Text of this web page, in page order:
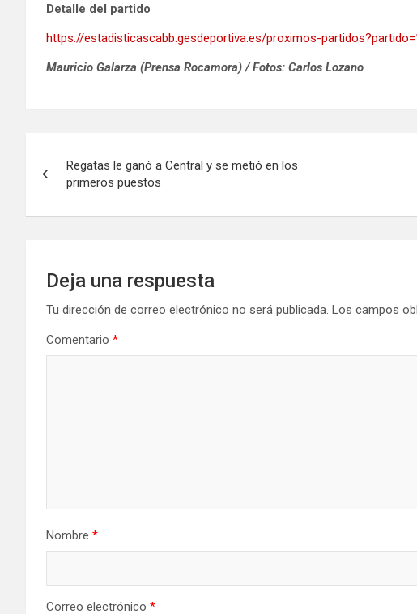
Detalle del partido
https://estadisticascabb.gesdeportiva.es/proximos-
Mauricio Galarza (Prensa Rocamora) / Fotos: Carlos Lozano
de
entradas
Regatas le ganó a Central y se metió en los
primeros puestos
Deja una respuesta
Tu dirección de correo electrónico no será publicada. Los campos
Comentario *
Nombre *
Correo electrónico *